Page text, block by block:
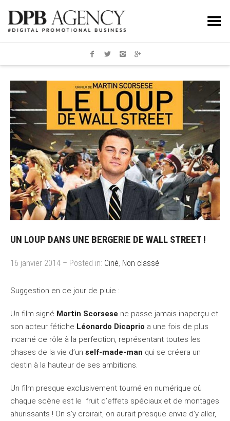
Toggle Menu
UN LOUP DANS UNE BERGERIE DE WALL STREET !
16 janvier 2014 – Posted in: Ciné, Non classé
Suggestion en ce jour de pluie :
Un film signé Martin Scorsese ne passe jamais inaperçu et
son acteur fétiche Léonardo Dicaprio a une fois de plus
incarné ce rôle à la perfection, représentant toutes les
phases de la vie d’un self-made-man qui se créera un
destin à la hauteur de ses ambitions.
Un film presque exclusivement tourné en numérique où
chaque scène est le fruit d’effets spéciaux et de montages
ahurissants ! On s’y croirait, on aurait presque envie d’y aller,